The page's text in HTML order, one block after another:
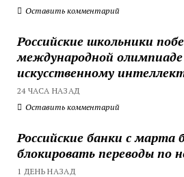
Оставить комментарий
Российские школьники
международной
искусственному
24 ЧАСА НАЗАД
Оставить комментарий
Российские банки с марта
блокировать переводы по
1 ДЕНЬ НАЗАД